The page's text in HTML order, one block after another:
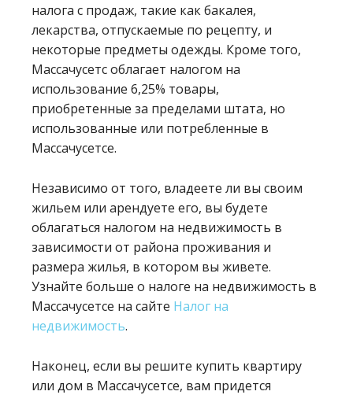
налога с продаж, такие как бакалея,
лекарства, отпускаемые по рецепту, и
некоторые предметы одежды. Кроме того,
Массачусетс облагает налогом на
использование 6,25% товары,
приобретенные за пределами штата, но
использованные или потребленные в
Массачусетсе.
Независимо от того, владеете ли вы своим
жильем или арендуете его, вы будете
облагаться налогом на недвижимость в
зависимости от района проживания и
размера жилья, в котором вы живете.
Узнайте больше о налоге на недвижимость в
Массачусетсе на сайте Налог на
недвижимость.
Наконец, если вы решите купить квартиру
или дом в Массачусетсе, вам придется